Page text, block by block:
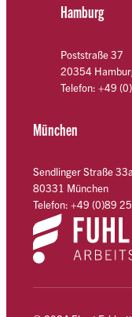
Hamburg
Poststraße 37
20354
Telefon: +49
München
Sendlinger Straße 33a
80331 München
Telefon: +49 (0)89